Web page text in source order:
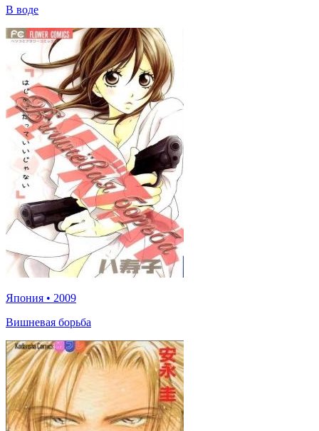
В воде
Япония • 2009
Вишневая борьба